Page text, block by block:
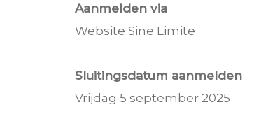
Aanmelden via
Website Sine Limite
Sluitingsdatum aanmelden
Vrijdag 5 september 2025